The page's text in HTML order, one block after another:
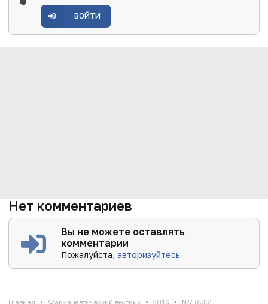
ВОЙТИ
Нет комментариев
Вы не можете оставлять
комментарии
Пожалуйста,авторизуйтесь
Главная • Фармацевтический вестник • 2016 • №7 (836)